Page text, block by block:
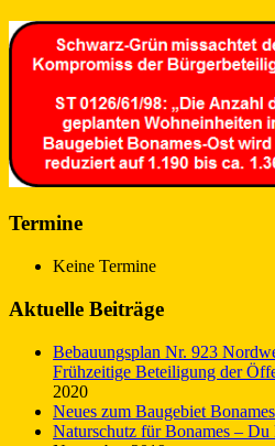
Termine
Keine Termine
Aktuelle Beiträge
Bebauungsplan Nr. 923
Frühzeitige Beteiligung der
2020
Neues zum Baugebiet
Naturschutz für Bonames – Du